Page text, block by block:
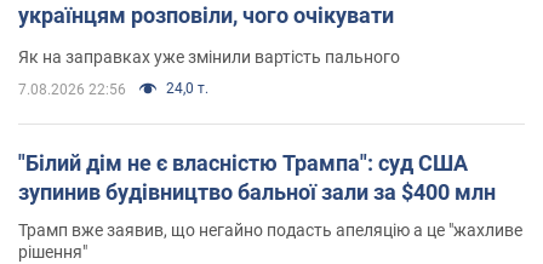
українцям розповіли, чого очікувати
Як на заправках уже змінили вартість пального
7.08.2026 22:56 24,0 т.
"Білий дім не є власністю Трампа": суд США
зупинив будівництво бальної зали за $400 млн
Трамп вже заявив, що негайно подасть апеляцію а це "жахливе
рішення"